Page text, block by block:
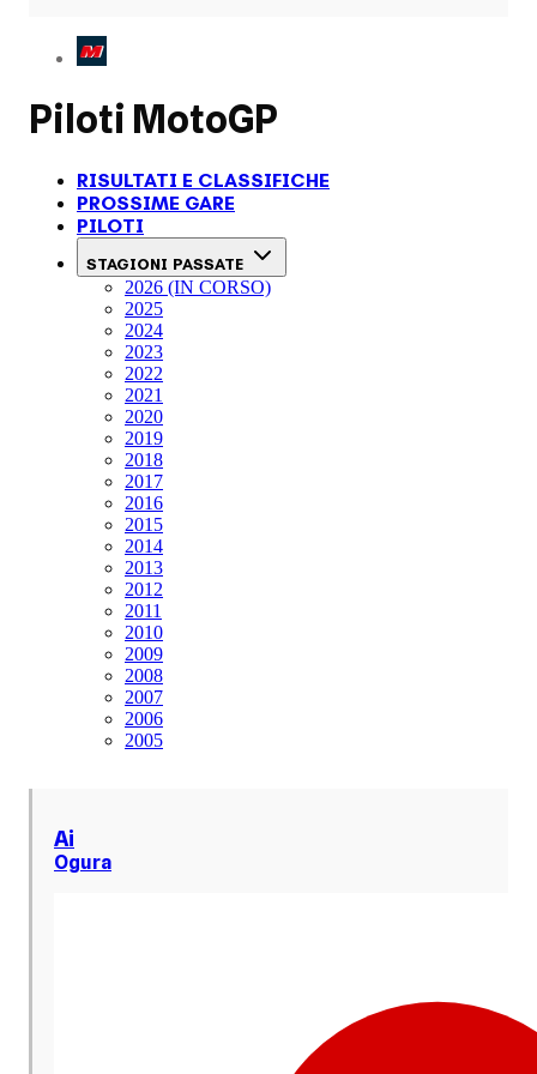
Piloti MotoGP
RISULTATI E CLASSIFICHE
PROSSIME GARE
PILOTI
STAGIONI PASSATE
2026 (IN CORSO)
2025
2024
2023
2022
2021
2020
2019
2018
2017
2016
2015
2014
2013
2012
2011
2010
2009
2008
2007
2006
2005
Ai
Ogura